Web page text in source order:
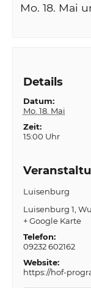
Mo. 18. Mai
Details
Datum:
Mo. 18. Mai
Zeit:
15:00 Uhr
Luisenburg
Luisenburg 1
+ Google Karte
Telefon:
09232 602162
Website:
https://hof-